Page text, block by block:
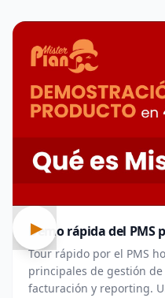
Tutoriales en
▶
Demo rápida del PMS
Tour rápido por el PMS
principales de gestión
facturación y reporting.